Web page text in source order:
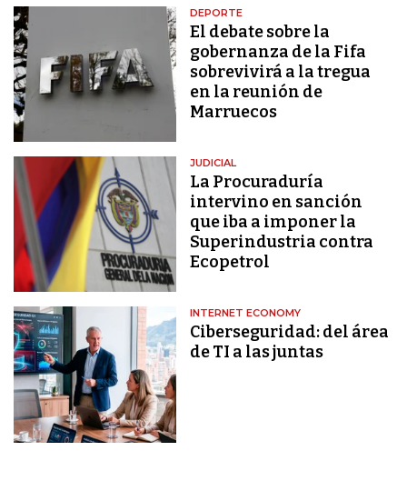
DEPORTE
El debate sobre la
gobernanza de la Fifa
sobrevivirá a la tregua
en la reunión de
Marruecos
JUDICIAL
La Procuraduría
intervino en sanción
que iba a imponer la
Superindustria contra
Ecopetrol
INTERNET ECONOMY
Ciberseguridad: del área
de TI a las juntas